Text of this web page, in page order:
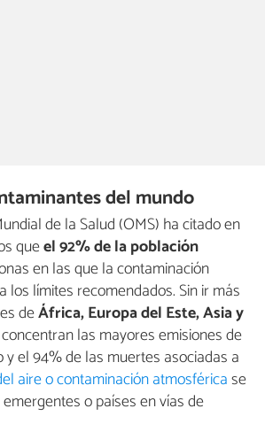
del mundo
de la Salud (OMS) ha citado en
queel 92% de la población
en las que la contaminación
los límites recomendados. Sin ir más
deÁfrica, Europa del Este, Asia y
concentran las mayores emisiones de
y el 94% de las muertes asociadas a
aire o contaminación atmosféricase
o países en vías de